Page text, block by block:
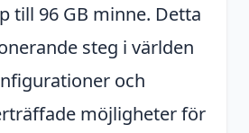
till 96 GB minne. Detta
steg i världen
och
möjligheter för